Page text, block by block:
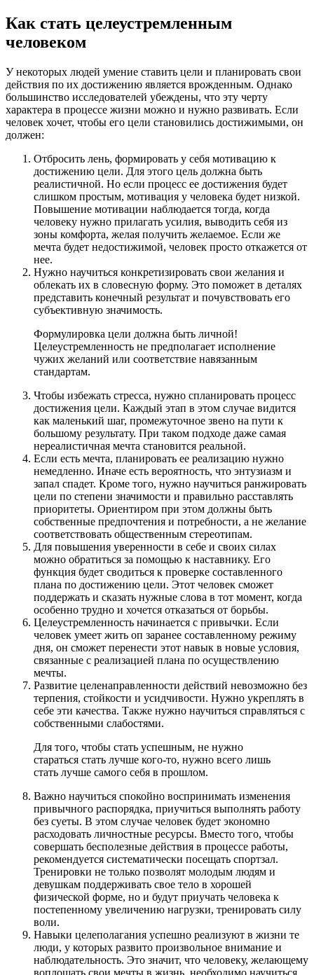
Как стать целеустремленным
человеком
У некоторых людей умение ставить цели и планировать свои
действия по их достижению является врожденным. Однако
большинство исследователей убеждены, что эту черту
характера в процессе жизни можно и нужно развивать. Если
человек хочет, чтобы его цели становились достижимыми, он
должен:
Отбросить лень, формировать у себя мотивацию к
достижению цели. Для этого цель должна быть
реалистичной. Но если процесс ее достижения будет
слишком простым, мотивация у человека будет низкой.
Повышение мотивации наблюдается тогда, когда
человеку нужно прилагать усилия, выводить себя из
зоны комфорта, желая получить желаемое. Если же
мечта будет недостижимой, человек просто откажется от
нее.
Нужно научиться конкретизировать свои желания и
облекать их в словесную форму. Это поможет в деталях
представить конечный результат и почувствовать его
субъективную значимость.
Формулировка цели должна быть личной!
Целеустремленность не предполагает исполнение
чужих желаний или соответствие навязанным
стандартам.
Чтобы избежать стресса, нужно спланировать процесс
достижения цели. Каждый этап в этом случае видится
как маленький шаг, промежуточное звено на пути к
большому результату. При таком подходе даже самая
нереалистичная мечта становится реальной.
Если есть мечта, планировать ее реализацию нужно
немедленно. Иначе есть вероятность, что энтузиазм и
запал спадет. Кроме того, нужно научиться ранжировать
цели по степени значимости и правильно расставлять
приоритеты. Ориентиром при этом должны быть
собственные предпочтения и потребности, а не желание
соответствовать общественным стереотипам.
Для повышения уверенности в себе и своих силах
можно обратиться за помощью к наставнику. Его
функция будет сводиться к проверке составленного
плана по достижению цели. Этот человек сможет
поддержать и сказать нужные слова в тот момент, когда
особенно трудно и хочется отказаться от борьбы.
Целеустремленность начинается с привычки. Если
человек умеет жить оп заранее составленному режиму
дня, он сможет перенести этот навык в новые условия,
связанные с реализацией плана по осуществлению
мечты.
Развитие целенаправленности действий невозможно без
терпения, стойкости и усидчивости. Нужно укреплять в
себе эти качества. Также нужно научиться справляться с
собственными слабостями.
Для того, чтобы стать успешным, не нужно
стараться стать лучше кого-то, нужно всего лишь
стать лучше самого себя в прошлом.
Важно научиться спокойно воспринимать изменения
привычного распорядка, приучиться выполнять работу
без суеты. В этом случае человек будет экономно
расходовать личностные ресурсы. Вместо того, чтобы
совершать бесполезные действия в процессе работы,
рекомендуется систематически посещать спортзал.
Тренировки не только позволят молодым людям и
девушкам поддерживать свое тело в хорошей
физической форме, но и будут приучать человека к
постепенному увеличению нагрузки, тренировать силу
воли.
Навыки целеполагания успешно реализуют в жизни те
люди, у которых развито произвольное внимание и
наблюдательность. Это значит, что человеку, желающему
воплощать свои мечты в жизнь, необходимо научиться